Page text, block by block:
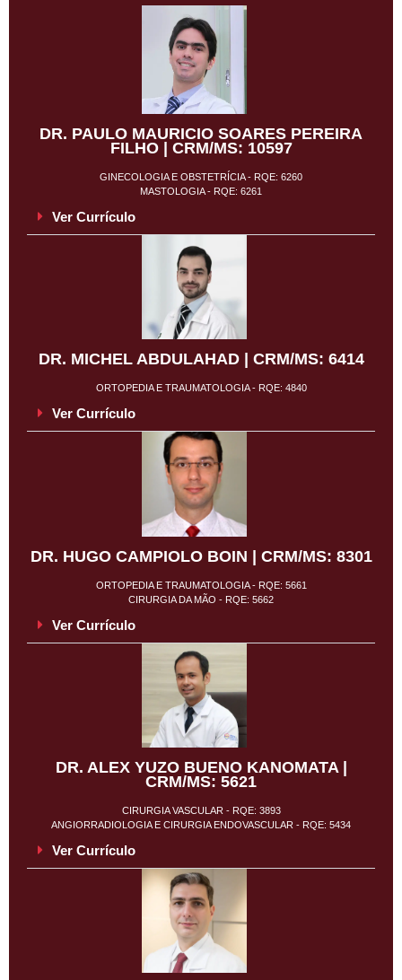
DR. PAULO MAURICIO SOARES PEREIRA
FILHO | CRM/MS: 10597
GINECOLOGIA E OBSTETRÍCIA - RQE: 6260
MASTOLOGIA - RQE: 6261
Ver Currículo
DR. MICHEL ABDULAHAD | CRM/MS: 6414
ORTOPEDIA E TRAUMATOLOGIA - RQE: 4840
Ver Currículo
DR. HUGO CAMPIOLO BOIN | CRM/MS: 8301
ORTOPEDIA E TRAUMATOLOGIA - RQE: 5661
CIRURGIA DA MÃO - RQE: 5662
Ver Currículo
DR. ALEX YUZO BUENO KANOMATA |
CRM/MS: 5621
CIRURGIA VASCULAR - RQE: 3893
ANGIORRADIOLOGIA E CIRURGIA ENDOVASCULAR - RQE: 5434
Ver Currículo